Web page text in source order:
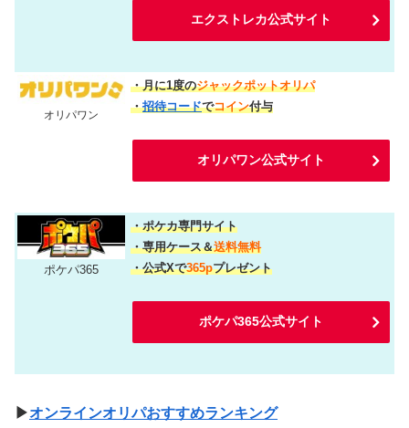
エクストレカ公式サイト
オリパワン
・月に1度のジャックポットオリパ
・招待コードでコイン付与
オリパワン公式サイト
ポケパ365
・ポケカ専門サイト
・専用ケース＆送料無料
・公式Xで365pプレゼント
ポケパ365公式サイト
▶オンラインオリパおすすめランキング